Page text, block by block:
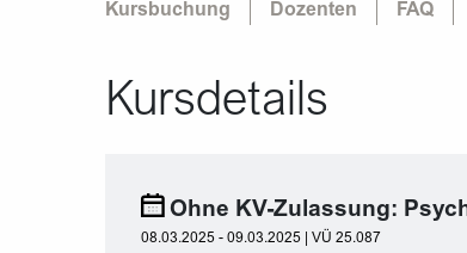
Kursbuchung Dozenten FAQ
Kursdetails
Ohne KV-Zulassung:
08.03.2025 - 09.03.2025 | VÜ 25.087